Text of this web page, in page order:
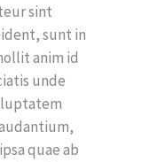
sint
sunt in
anim id
unde
quae ab